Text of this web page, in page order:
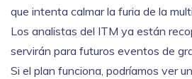
que intenta calmar la furia de la
Los analistas del ITM ya están
servirán para futuros eventos de
Si el plan funciona, podríamos ver